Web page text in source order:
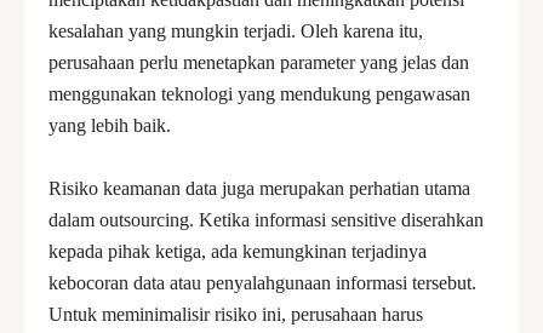
kesalahan yang mungkin terjadi. Oleh karena itu,
perusahaan perlu menetapkan parameter yang jelas dan
menggunakan teknologi yang mendukung pengawasan
yang lebih baik.
Risiko keamanan data juga merupakan perhatian utama
dalam outsourcing. Ketika informasi sensitive diserahkan
kepada pihak ketiga, ada kemungkinan terjadinya
kebocoran data atau penyalahgunaan informasi tersebut.
Untuk meminimalisir risiko ini, perusahaan harus